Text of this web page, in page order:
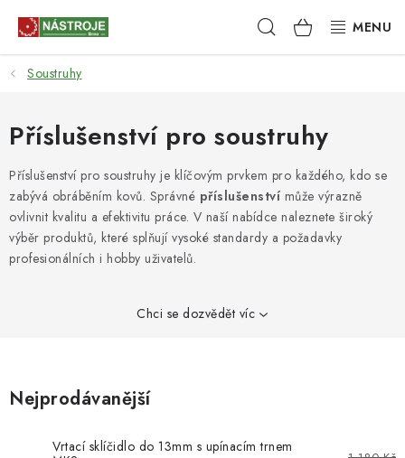
Hledat NÁKUPNÍ
KOŠÍK
NÁSTROJE
AKCE
BRUSIVO
ELEKTRONÁŘADÍ
LEPENÍ A SPOJOVÁNÍ
RUČNÍ NÁŘADÍ, PŘÍPRAVKY
KONTAKTY
DÁRKOVÉ POUKAZY
Soustruhy
Příslušenství pro soustruhy
Příslušenství pro soustruhy je klíčovým prvkem pro každého, kdo se
zabývá obráběním kovů. Správné příslušenství může výrazně
ovlivnit kvalitu a efektivitu práce. V naší nabídce naleznete široký
výběr produktů, které splňují vysoké standardy a požadavky
profesionálních i hobby uživatelů.
Chci se dozvědět víc
Nejprodávanější
Vrtací sklíčidlo do 13mm s upínacím trnem